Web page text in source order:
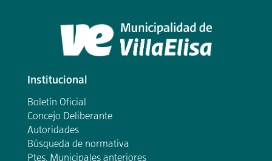
Institucional
Boletín Oficial
Concejo Deliberante
Autoridades
Búsqueda de normativa
Ptes. Municipales anteriores